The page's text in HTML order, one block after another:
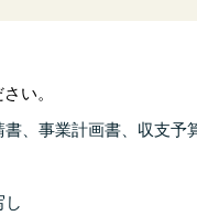
い。
、事業計画書、収支予